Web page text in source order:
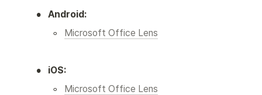
• Android:
◦ Microsoft Office Lens
• iOS:
◦ Microsoft Office Lens